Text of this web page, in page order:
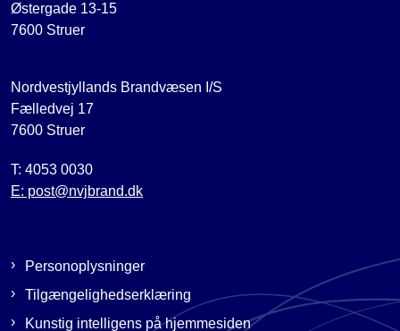
Østergade 13-15
7600 Struer
Nordvestjyllands Brandvæsen I/S
Fælledvej 17
7600 Struer
T: 4053 0030
E: post@nvjbrand.dk
Personoplysninger
Tilgængelighedserklæring
Kunstig intelligens på hjemmesiden